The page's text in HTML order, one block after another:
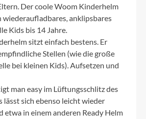
Der coole Woom Kinderhelm
wiederaufladbares, anklipsbares
Kids bis 14 Jahre.
sitzt einfach bestens. Er
Stellen (wie die große
bei kleinen Kids). Aufsetzen und
man easy im Lüftungsschlitz des
lässt sich ebenso leicht wieder
etwa in einem anderen Ready Helm